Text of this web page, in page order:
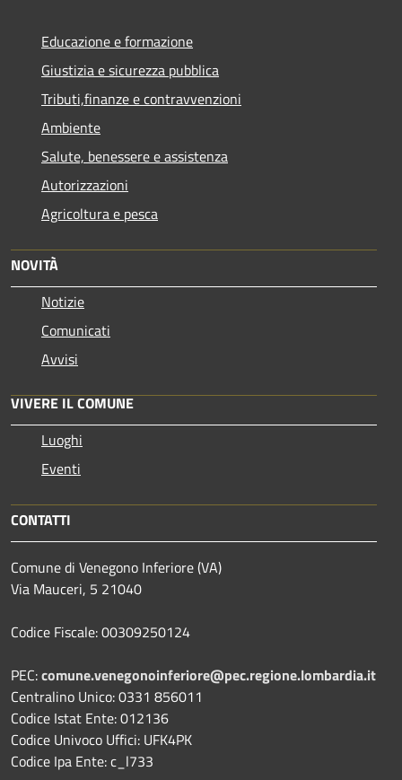
Educazione e formazione
Giustizia e sicurezza pubblica
Tributi,finanze e contravvenzioni
Ambiente
Salute, benessere e assistenza
Autorizzazioni
Agricoltura e pesca
NOVITÀ
Notizie
Comunicati
Avvisi
VIVERE IL COMUNE
Luoghi
Eventi
CONTATTI
Comune di Venegono Inferiore (VA)
Via Mauceri, 5 21040
Codice Fiscale: 00309250124
PEC:comune.venegonoinferiore@pec.regione.lombardia.it
Centralino Unico: 0331 856011
Codice Istat Ente: 012136
Codice Univoco Uffici: UFK4PK
Codice Ipa Ente: c_l733